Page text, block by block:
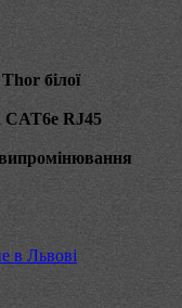
білої
RJ45
в Львові